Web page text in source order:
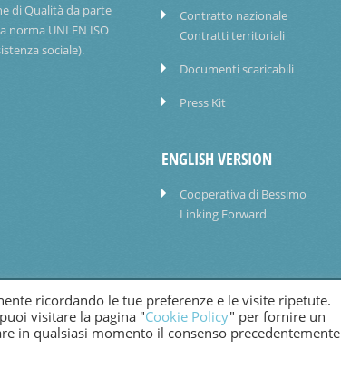
di Qualità da parte
norma UNI EN ISO
sociale).
Contratto nazionale
Contratti territoriali
Documenti scaricabili
Press Kit
ENGLISH VERSION
Cooperativa di Bessimo
Linking Forward
COOKIE POLICY
ricordando le tue preferenze e le visite ripetute.
visitare la pagina "Cookie Policy" per fornire un
in qualsiasi momento il consenso precedentemente